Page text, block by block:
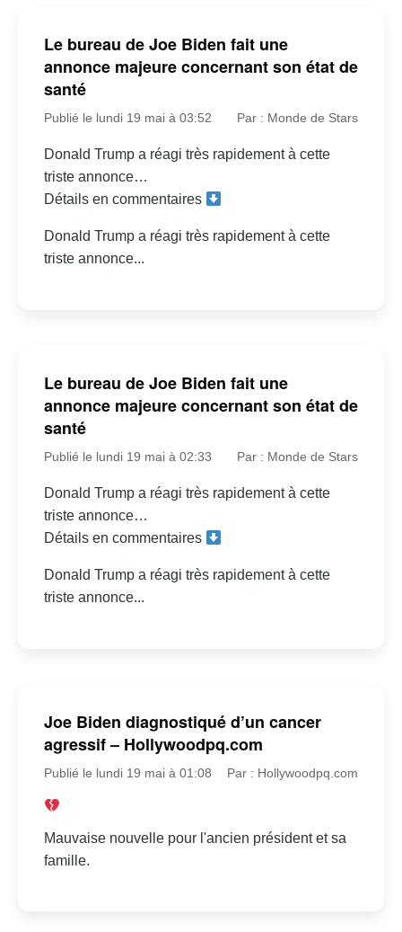
Le bureau de Joe Biden fait une
annonce majeure concernant son état de
santé
Publié le lundi 19 mai à 03:52 Par : Monde de Stars
Donald Trump a réagi très rapidement à cette
triste annonce…
Détails en commentaires
Donald Trump a réagi très rapidement à cette
triste annonce...
Le bureau de Joe Biden fait une
annonce majeure concernant son état de
santé
Publié le lundi 19 mai à 02:33 Par : Monde de Stars
Donald Trump a réagi très rapidement à cette
triste annonce…
Détails en commentaires
Donald Trump a réagi très rapidement à cette
triste annonce...
Joe Biden diagnostiqué d’un cancer
agressif – Hollywoodpq.com
Publié le lundi 19 mai à 01:08 Par : Hollywoodpq.com
Mauvaise nouvelle pour l'ancien président et sa
famille.